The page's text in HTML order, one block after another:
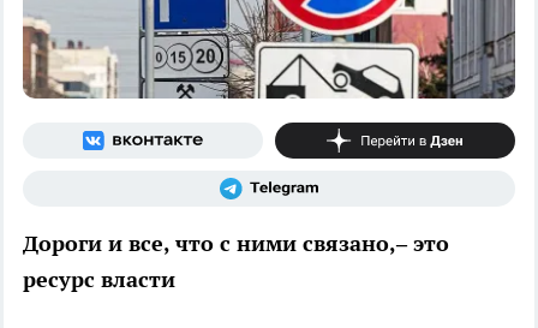
Дороги и все, что с ними связано,– это
ресурс власти